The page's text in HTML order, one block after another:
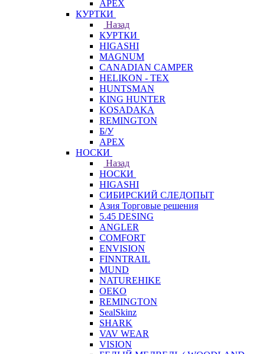
APEX
КУРТКИ
Назад
КУРТКИ
HIGASHI
MAGNUM
CANADIAN CAMPER
HELIKON - TEX
HUNTSMAN
KING HUNTER
KOSADAKA
REMINGTON
Б/У
APEX
НОСКИ
Назад
НОСКИ
HIGASHI
СИБИРСКИЙ СЛЕДОПЫТ
Азия Торговые решения
5.45 DESING
ANGLER
COMFORT
ENVISION
FINNTRAIL
MUND
NATUREHIKE
OEKO
REMINGTON
SealSkinz
SHARK
VAV WEAR
VISION